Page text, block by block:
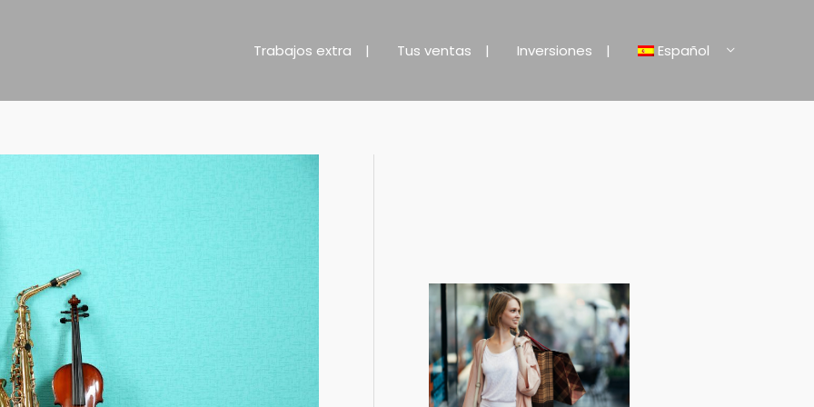
Trabajos extra Tus ventas Inversiones Español